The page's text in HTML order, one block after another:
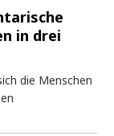
in drei
die Menschen